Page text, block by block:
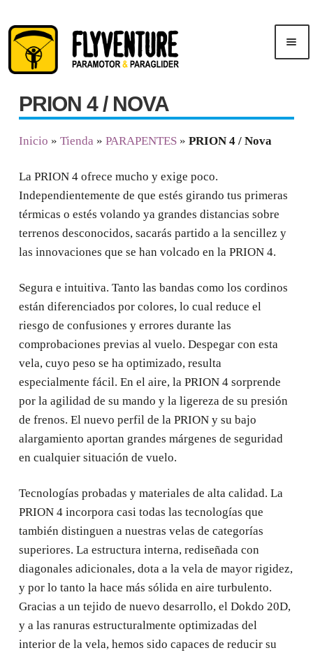
Saltar
navegación
Ir
contenido
Men
ú
Inicio
Publicidad
Cursos
Tienda
PRION 4 / NOVA
Inicio » Tienda » PARAPENTES » PRION 4 / Nova
La PRION 4 ofrece mucho y exige poco.
Independientemente de que estés girando tus primeras
térmicas o estés volando ya grandes distancias sobre
terrenos desconocidos, sacarás partido a la sencillez y
las innovaciones que se han volcado en la PRION 4.
Segura e intuitiva. Tanto las bandas como los cordinos
están diferenciados por colores, lo cual reduce el
riesgo de confusiones y errores durante las
comprobaciones previas al vuelo. Despegar con esta
vela, cuyo peso se ha optimizado, resulta
especialmente fácil. En el aire, la PRION 4 sorprende
por la agilidad de su mando y la ligereza de su presión
de frenos. El nuevo perfil de la PRION y su bajo
alargamiento aportan grandes márgenes de seguridad
en cualquier situación de vuelo.
Tecnologías probadas y materiales de alta calidad. La
PRION 4 incorpora casi todas las tecnologías que
también distinguen a nuestras velas de categorías
superiores. La estructura interna, rediseñada con
diagonales adicionales, dota a la vela de mayor rigidez,
y por lo tanto la hace más sólida en aire turbulento.
Gracias a un tejido de nuevo desarrollo, el Dokdo 20D,
y a las ranuras estructuralmente optimizadas del
interior de la vela, hemos sido capaces de reducir su